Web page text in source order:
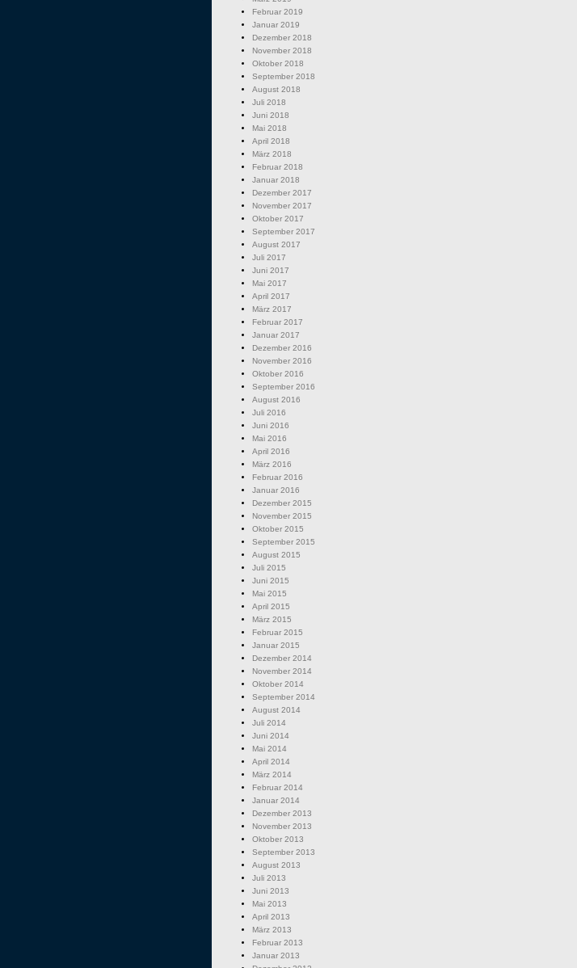
Februar 2019
Januar 2019
Dezember 2018
November 2018
Oktober 2018
September 2018
August 2018
Juli 2018
Juni 2018
Mai 2018
April 2018
März 2018
Februar 2018
Januar 2018
Dezember 2017
November 2017
Oktober 2017
September 2017
August 2017
Juli 2017
Juni 2017
Mai 2017
April 2017
März 2017
Februar 2017
Januar 2017
Dezember 2016
November 2016
Oktober 2016
September 2016
August 2016
Juli 2016
Juni 2016
Mai 2016
April 2016
März 2016
Februar 2016
Januar 2016
Dezember 2015
November 2015
Oktober 2015
September 2015
August 2015
Juli 2015
Juni 2015
Mai 2015
April 2015
März 2015
Februar 2015
Januar 2015
Dezember 2014
November 2014
Oktober 2014
September 2014
August 2014
Juli 2014
Juni 2014
Mai 2014
April 2014
März 2014
Februar 2014
Januar 2014
Dezember 2013
November 2013
Oktober 2013
September 2013
August 2013
Juli 2013
Juni 2013
Mai 2013
April 2013
März 2013
Februar 2013
Januar 2013